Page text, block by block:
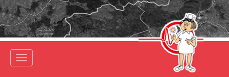
Toggle navigation